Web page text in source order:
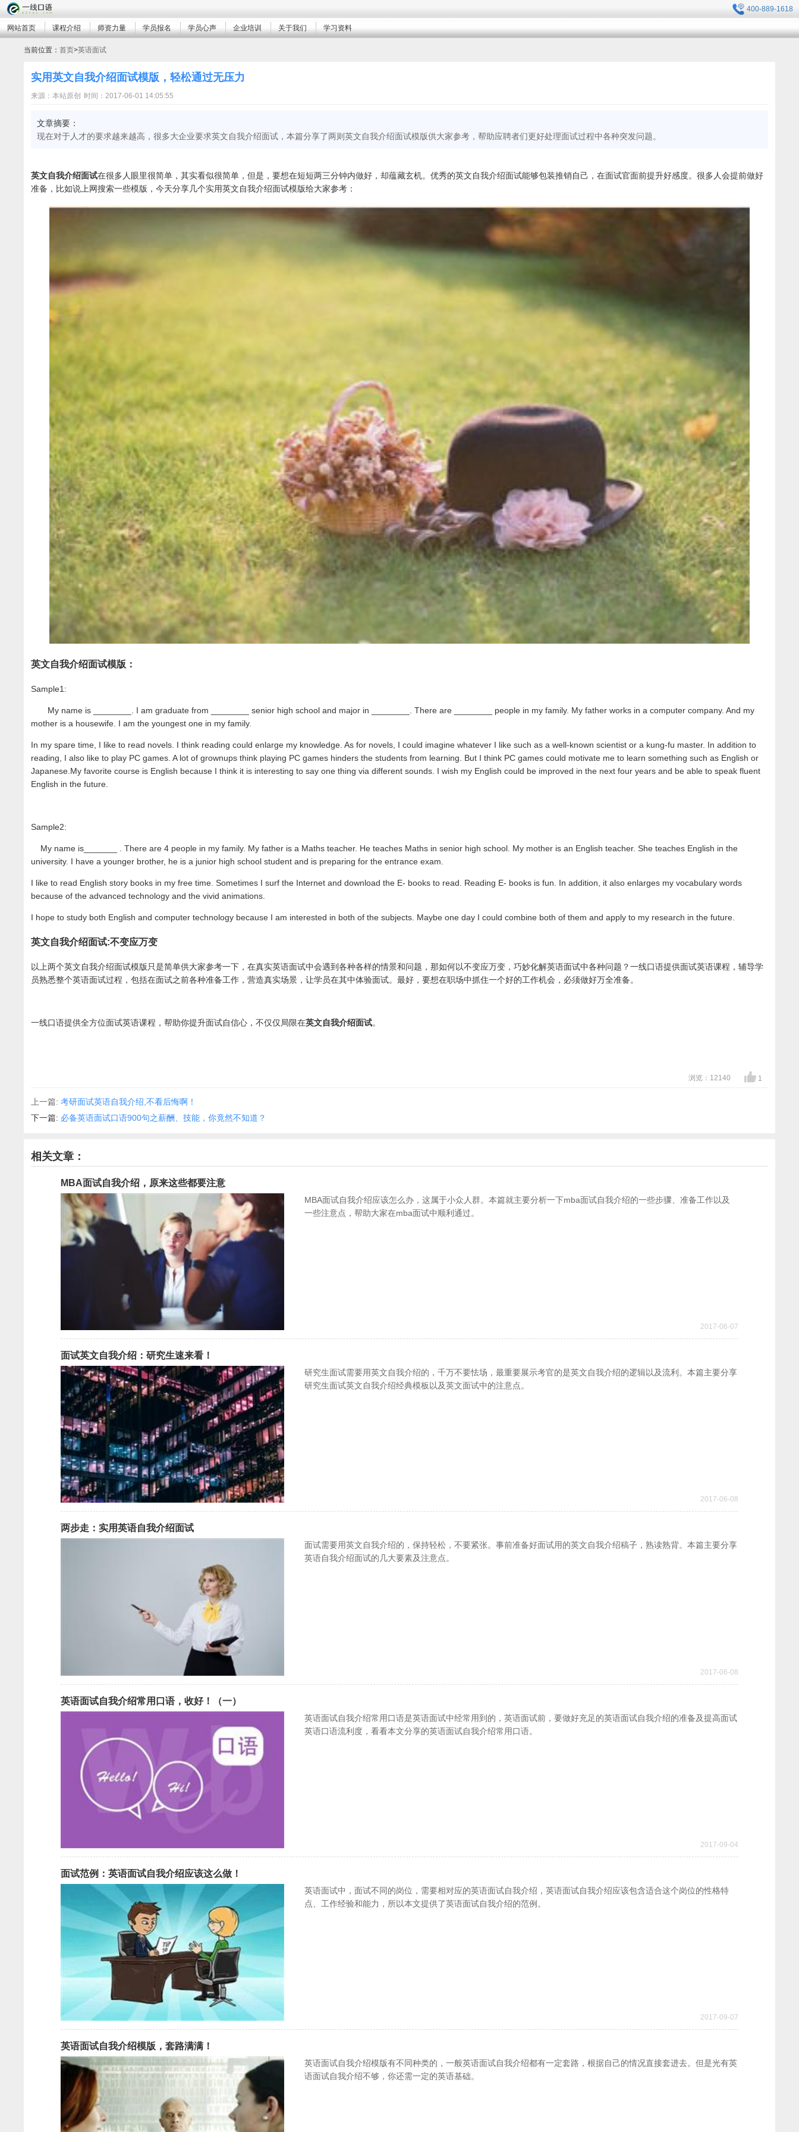
400-889-1618
网站首页 课程介绍 师资力量 学员报名 学员心声 企业培训 关于我们 学习资料
当前位置：首页>英语面试
实用英文自我介绍面试模版，轻松通过无压力
来源：本站原创 时间：2017-06-01 14:05:55
文章摘要：
现在对于人才的要求越来越高，很多大企业要求英文自我介绍面试，本篇分享了两则英文自我介绍面试模版供大家参考，帮助应聘者们更好处理面试过程中各种突发问题。
英文自我介绍面试在很多人眼里很简单，其实看似很简单，但是，要想在短短两三分钟内做好，却蕴藏玄机。优秀的英文自我介绍面试能够包装推销自己，在面试官面前提升好感度。很多人会提前做好
准备，比如说上网搜索一些模版，今天分享几个实用英文自我介绍面试模版给大家参考：
英文自我介绍面试模版：
Sample1:
My name is ________. I am graduate from ________ senior high school and major in ________. There are ________ people in my family. My father works in a computer company. And my
mother is a housewife. I am the youngest one in my family.
In my spare time, I like to read novels. I think reading could enlarge my knowledge. As for novels, I could imagine whatever I like such as a well-known scientist or a kung-fu master. In addition to
reading, I also like to play PC games. A lot of grownups think playing PC games hinders the students from learning. But I think PC games could motivate me to learn something such as English or
Japanese.My favorite course is English because I think it is interesting to say one thing via different sounds. I wish my English could be improved in the next four years and be able to speak fluent
English in the future.
Sample2:
My name is_______ . There are 4 people in my family. My father is a Maths teacher. He teaches Maths in senior high school. My mother is an English teacher. She teaches English in the
university. I have a younger brother, he is a junior high school student and is preparing for the entrance exam.
I like to read English story books in my free time. Sometimes I surf the Internet and download the E- books to read. Reading E- books is fun. In addition, it also enlarges my vocabulary words
because of the advanced technology and the vivid animations.
I hope to study both English and computer technology because I am interested in both of the subjects. Maybe one day I could combine both of them and apply to my research in the future.
英文自我介绍面试:不变应万变
以上两个英文自我介绍面试模版只是简单供大家参考一下，在真实英语面试中会遇到各种各样的情景和问题，那如何以不变应万变，巧妙化解英语面试中各种问题？一线口语提供面试英语课程，辅导学
员熟悉整个英语面试过程，包括在面试之前各种准备工作，营造真实场景，让学员在其中体验面试。最好，要想在职场中抓住一个好的工作机会，必须做好万全准备。
一线口语提供全方位面试英语课程，帮助你提升面试自信心，不仅仅局限在英文自我介绍面试。
浏览：12140 1
上一篇:考研面试英语自我介绍,不看后悔啊！
下一篇: 必备英语面试口语900句之薪酬、技能，你竟然不知道？
相关文章：
MBA面试自我介绍，原来这些都要注意
MBA面试自我介绍应该怎么办，这属于小众人群。本篇就主要分析一下mba面试自我介绍的一些步骤、准备工作以及
一些注意点，帮助大家在mba面试中顺利通过。
2017-06-07
面试英文自我介绍：研究生速来看！
研究生面试需要用英文自我介绍的，千万不要怯场，最重要展示考官的是英文自我介绍的逻辑以及流利。本篇主要分享
研究生面试英文自我介绍经典模板以及英文面试中的注意点。
2017-06-08
两步走：实用英语自我介绍面试
面试需要用英文自我介绍的，保持轻松，不要紧张。事前准备好面试用的英文自我介绍稿子，熟读熟背。本篇主要分享
英语自我介绍面试的几大要素及注意点。
2017-06-08
英语面试自我介绍常用口语，收好！（一）
英语面试自我介绍常用口语是英语面试中经常用到的，英语面试前，要做好充足的英语面试自我介绍的准备及提高面试
英语口语流利度，看看本文分享的英语面试自我介绍常用口语。
2017-09-04
面试范例：英语面试自我介绍应该这么做！
英语面试中，面试不同的岗位，需要相对应的英语面试自我介绍，英语面试自我介绍应该包含适合这个岗位的性格特
点、工作经验和能力，所以本文提供了英语面试自我介绍的范例。
2017-09-07
英语面试自我介绍模版，套路满满！
英语面试自我介绍模版有不同种类的，一般英语面试自我介绍都有一定套路，根据自己的情况直接套进去。但是光有英
语面试自我介绍不够，你还需一定的英语基础。